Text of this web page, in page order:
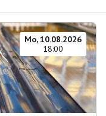
Mo, 10.08.2026
18:00